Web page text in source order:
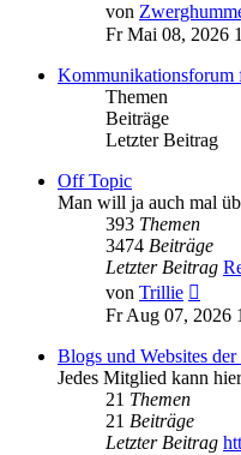
von
Fr Mai 08, 2026
Kommunikationsforum
Themen
Beiträge
Letzter Beitrag
Off Topic
Man will ja auch mal
393 Themen
3474 Beiträge
Letzter Beitrag
von Trillie
Fr Aug 07, 2026
Blogs und Websites
Jedes Mitglied kann
21 Themen
21 Beiträge
Letzter Beitrag